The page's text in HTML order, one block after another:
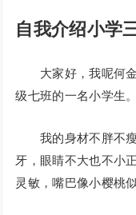
自我介绍小学
大家好，我呢何金
级七班的一名小学生。
我的身材不胖不瘦
牙，眼睛不大也不小
灵敏，嘴巴像小樱桃